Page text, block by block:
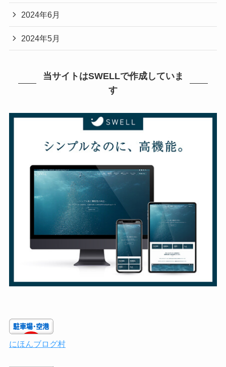
2024年6月
2024年5月
当サイトはSWELLで作成していま
す
にほんブログ村